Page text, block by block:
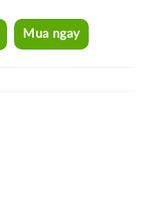
Mua ngay